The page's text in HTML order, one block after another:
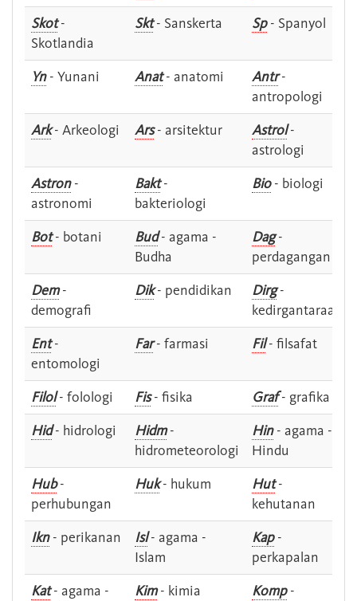
Skot-
Skotlandia
Skt- Sanskerta Sp- Spanyol
Yn- Yunani Anat- anatomi Antr-
antropologi
Ark- Arkeologi Ars- arsitektur Astrol-
astrologi
Astron-
astronomi
Bakt-
bakteriologi
Bio- biologi
Bot- botani Bud- agama -
Budha
Dag-
perdagangan
Dem-
demografi
Dik- pendidikan Dirg-
kedirgantaraan
Ent-
entomologi
Far- farmasi Fil- filsafat
Filol- folologi Fis- fisika Graf- grafika
Hid- hidrologi Hidm-
hidrometeorologi
Hin- agama -
Hindu
Hub-
perhubungan
Huk- hukum Hut-
kehutanan
Ikn- perikanan Isl- agama -
Islam
Kap-
perkapalan
Kat- agama -
Kim- kimia Komp-